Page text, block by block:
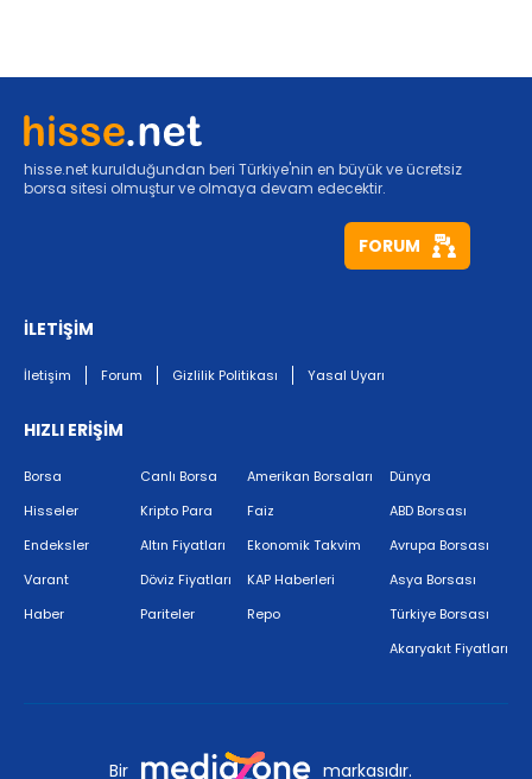
hisse.net kurulduğundan beri Türkiye'nin en büyük ve ücretsiz
borsa sitesi olmuştur ve olmaya devam edecektir.
FORUM
İLETİŞİM
İletişim Forum Gizlilik Politikası Yasal Uyarı
HIZLI ERİŞİM
Borsa
Hisseler
Endeksler
Varant
Haber
Canlı Borsa
Kripto Para
Altın Fiyatları
Döviz Fiyatları
Pariteler
Amerikan Borsaları
Faiz
Ekonomik Takvim
KAP Haberleri
Repo
Dünya
ABD Borsası
Avrupa Borsası
Asya Borsası
Türkiye Borsası
Akaryakıt Fiyatları
Bir markasıdır.